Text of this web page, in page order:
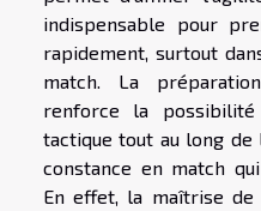
indispensable pour
rapidement, surtout
match. La
renforce la
tactique tout au long de
constance en match
En effet, la maîtrise